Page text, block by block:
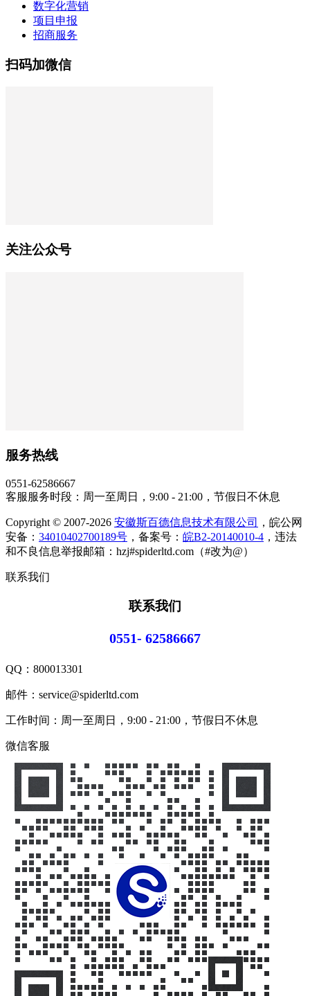
数字化营销
项目申报
招商服务
扫码加微信
关注公众号
服务热线
0551-62586667
客服服务时段：周一至周日，9:00 - 21:00，节假日不休息
Copyright © 2007-2026 安徽斯百德信息技术有限公司
，皖公网
安备： 34010402700189号 ，备案号： 皖B2-20140010-4 ，违法
和不良信息举报邮箱：hzj#spiderltd.com（#改为@）
联系我们
联系我们
0551- 62586667
QQ： 800013301
邮件：service@spiderltd.com
工作时间：周一至周日，9:00 - 21:00，节假日不休息
微信客服